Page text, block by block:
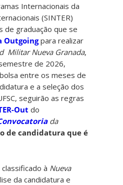
Internacionais da
(SINTER)
de graduação que se
Outgoingpara realizar
Militar Nueva Granada,
de 2026,
entre os meses de
e a seleção dos
seguirão as regras
Out do
da
de candidatura que é
à Nueva
da candidatura e